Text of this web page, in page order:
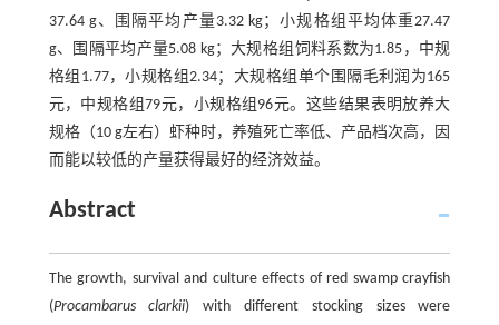
37.64 g、围隔平均产量3.32 kg；小规格组平均体重27.47
g、围隔平均产量5.08 kg；大规格组饲料系数为1.85，中规
格组1.77，小规格组2.34；大规格组单个围隔毛利润为165
元，中规格组79元，小规格组96元。这些结果表明放养大
规格（10 g左右）虾种时，养殖死亡率低、产品档次高，因
而能以较低的产量获得最好的经济效益。
Abstract
The growth, survival and culture effects of red swamp crayfish
(Procambarus clarkii) with different stocking sizes were